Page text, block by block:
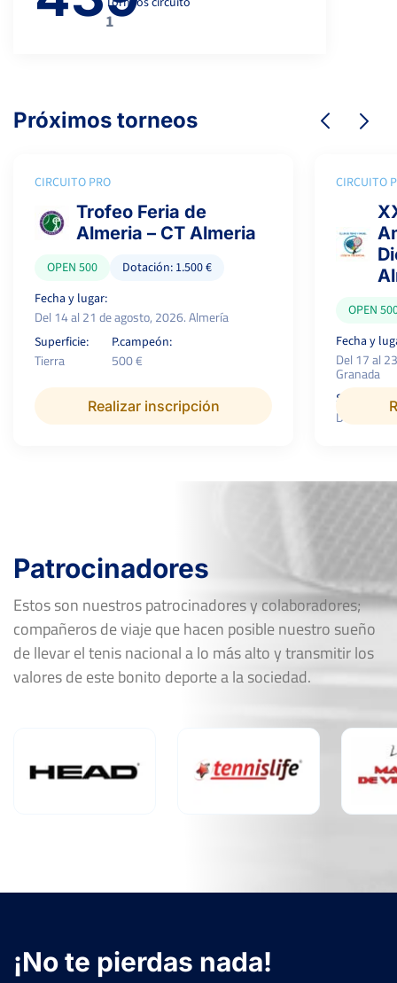
1
Próximos torneos
CIRCUITO PRO
Trofeo Feria de
Almeria – CT Almeria
OPEN 500
Dotación: 1.500 €
Fecha y lugar:
Del 14 al 21 de agosto, 2026. Almería
Superficie:
Tierra
P.campeón:
500 €
Realizar inscripción
CIRCUITO
OPEN
Fecha y
Del 17 al
Granada
Superficie:
Dura
Patrocinadores
Estos son nuestros patrocinadores y colaboradores;
compañeros de viaje que hacen posible nuestro sueño
de llevar el tenis nacional a lo más alto y transmitir los
valores de este bonito deporte a la sociedad.
¡No te pierdas nada!